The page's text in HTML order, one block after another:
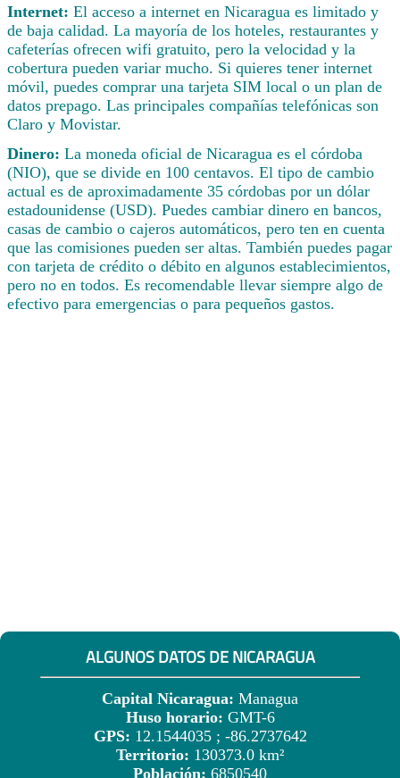
Internet: El acceso a internet en Nicaragua es limitado y
de baja calidad. La mayoría de los hoteles, restaurantes y
cafeterías ofrecen wifi gratuito, pero la velocidad y la
cobertura pueden variar mucho. Si quieres tener internet
móvil, puedes comprar una tarjeta SIM local o un plan de
datos prepago. Las principales compañías telefónicas son
Claro y Movistar.
Dinero: La moneda oficial de Nicaragua es el córdoba
(NIO), que se divide en 100 centavos. El tipo de cambio
actual es de aproximadamente 35 córdobas por un dólar
estadounidense (USD). Puedes cambiar dinero en bancos,
casas de cambio o cajeros automáticos, pero ten en cuenta
que las comisiones pueden ser altas. También puedes pagar
con tarjeta de crédito o débito en algunos establecimientos,
pero no en todos. Es recomendable llevar siempre algo de
efectivo para emergencias o para pequeños gastos.
ALGUNOS DATOS DE NICARAGUA
Capital Nicaragua: Managua
Huso horario: GMT-6
GPS: 12.1544035 ; -86.2737642
Territorio: 130373.0 km²
Población: 6850540